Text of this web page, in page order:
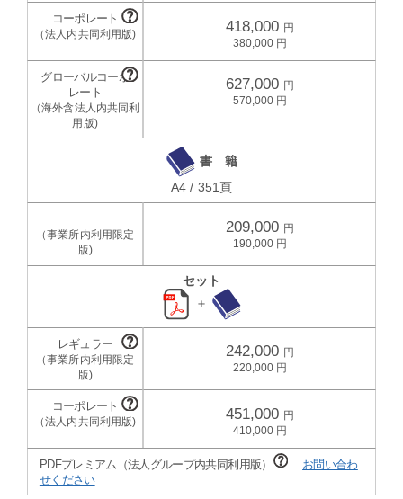
418,000
380,000
627,000
570,000
書 籍
A4 / 351頁
209,000
190,000
セット
＋
242,000
220,000
451,000
410,000
PDFプレミアム（法人グループ内共同利用版）
お問い合わ
せください